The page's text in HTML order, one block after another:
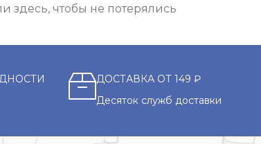
здесь, чтобы не потерялись
ДОСТАВКА ОТ 149 ₽
Десяток служб доставки